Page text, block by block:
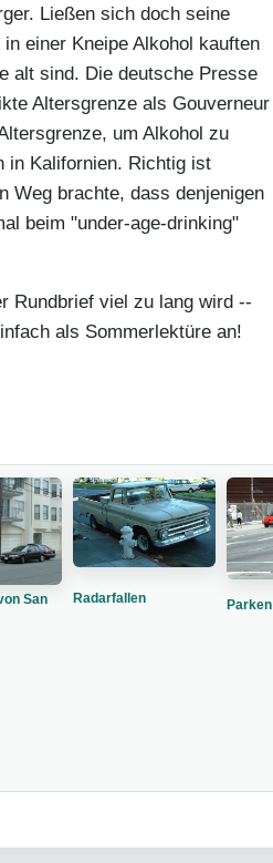
Ließen sich doch seine
einer Kneipe Alkohol kauften
alt sind. Die deutsche Presse
Altersgrenze als Gouverneur
um Alkohol zu
in Kalifornien. Richtig ist
Weg brachte, dass denjenigen
beim "under-age-drinking"
Rundbrief viel zu lang wird --
als Sommerlektüre an!
San
Radarfallen Parken